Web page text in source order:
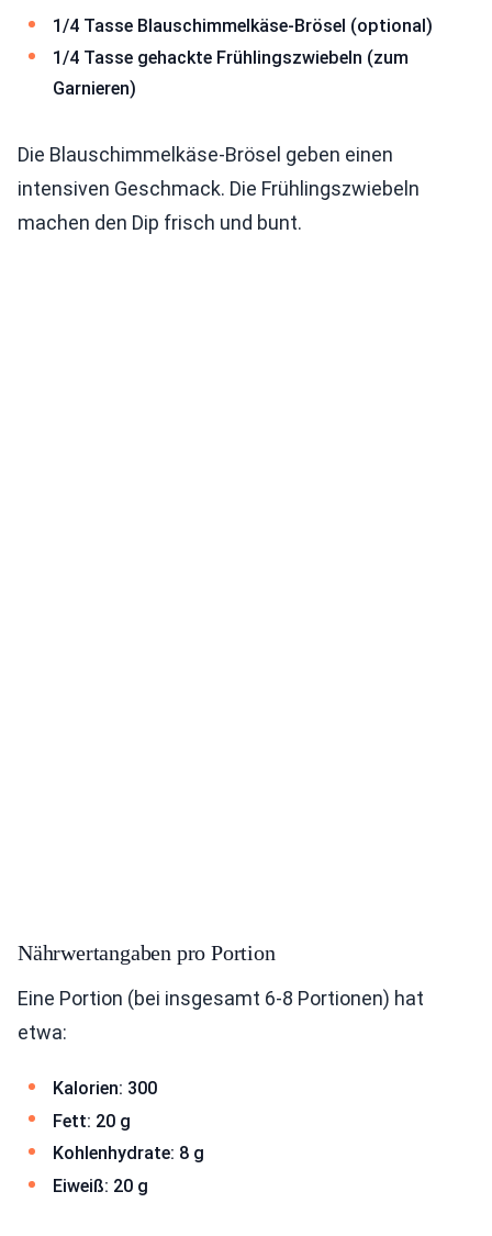
1/4 Tasse Blauschimmelkäse-Brösel (optional)
1/4 Tasse gehackte Frühlingszwiebeln (zum
Garnieren)
Die Blauschimmelkäse-Brösel geben einen
intensiven Geschmack. Die Frühlingszwiebeln
machen den Dip frisch und bunt.
Nährwertangaben pro Portion
Eine Portion (bei insgesamt 6-8 Portionen) hat
etwa:
Kalorien: 300
Fett: 20 g
Kohlenhydrate: 8 g
Eiweiß: 20 g